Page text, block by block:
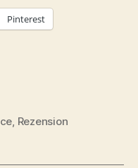
Pinterest
Rezension